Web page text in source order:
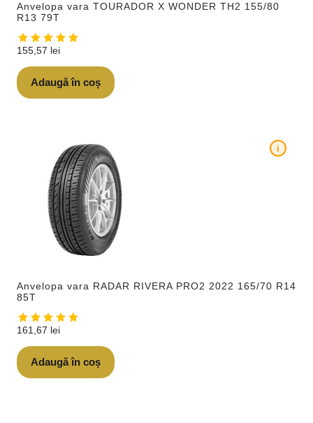
Anvelopa vara TOURADOR X WONDER TH2 155/80
R13 79T
155,57 lei
Adaugă în coș
Anvelopa vara RADAR RIVERA PRO2 2022 165/70 R14
85T
i
161,67 lei
Adaugă în coș